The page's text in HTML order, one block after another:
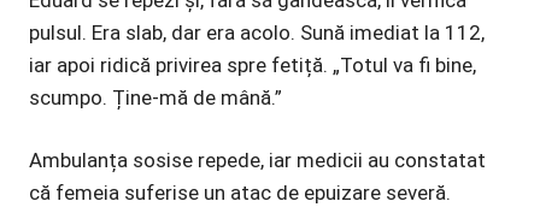
pulsul. Era slab, dar era acolo. Sună imediat la 112,
iar apoi ridică privirea spre fetiță. „Totul va fi bine,
scumpo. Ține-mă de mână.”
Ambulanța sosise repede, iar medicii au constatat
că femeia suferise un atac de epuizare severă.